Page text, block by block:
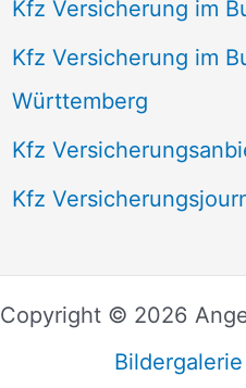
Kfz Versicherung im
Kfz Versicherung im
Württemberg
Kfz
Kfz
Copyright © 2026